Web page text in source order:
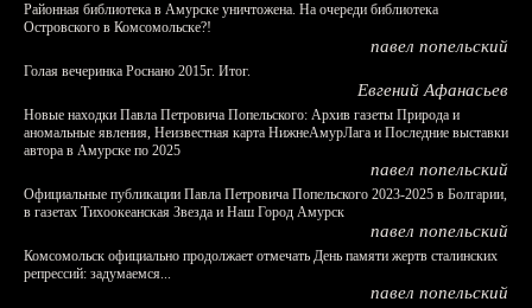
Районная библиотека в Амурске уничтожена. На очереди библиотека
Островского в Комсомольске?!
павел попельский
Голая вечеринка Роснано 2015г. Итог.
Евгений Афанасьев
Новые находки Павла Петровича Попельского: Архив газеты Природа и
аномальные явления, Неизвестная карта НижнеАмурЛага и Последние выставки
автора в Амурске по 2025
павел попельский
Официальные публикации Павла Петровича Попельского 2023-2025 в Болгарии,
в газетах Тихоокеанская Звезда и Наш Город Амурск
павел попельский
Комсомольск официально продолжает отмечать День памяти жертв сталинских
репрессий: задумаемся...
павел попельский